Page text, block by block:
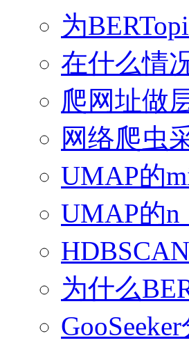
为
在什么情
爬网址做
网络爬虫
UMAP的
UMAP的
为什么